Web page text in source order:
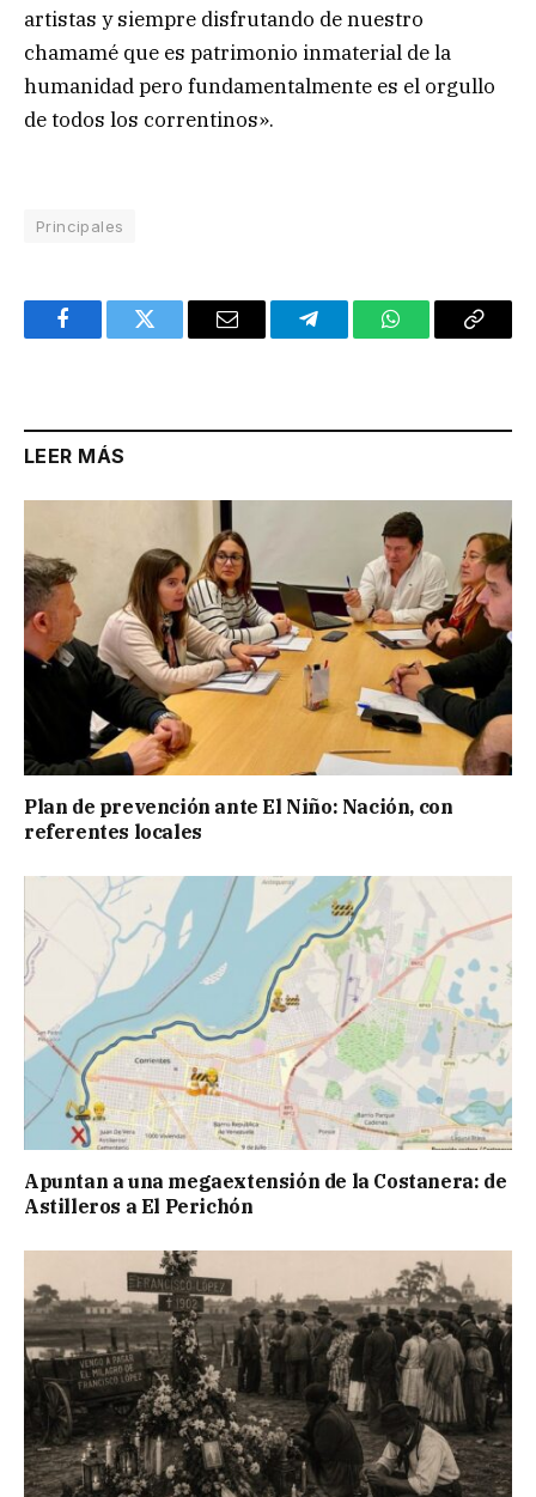
artistas y siempre disfrutando de nuestro
chamamé que es patrimonio inmaterial de la
humanidad pero fundamentalmente es el orgullo
de todos los correntinos».
Principales
FacebookTwitter Email TelegramWhatsAppCopy
LEER MÁS
Plan de prevención ante El Niño: Nación, con
referentes locales
Apuntan a una megaextensión de la Costanera: de
Astilleros a El Perichón